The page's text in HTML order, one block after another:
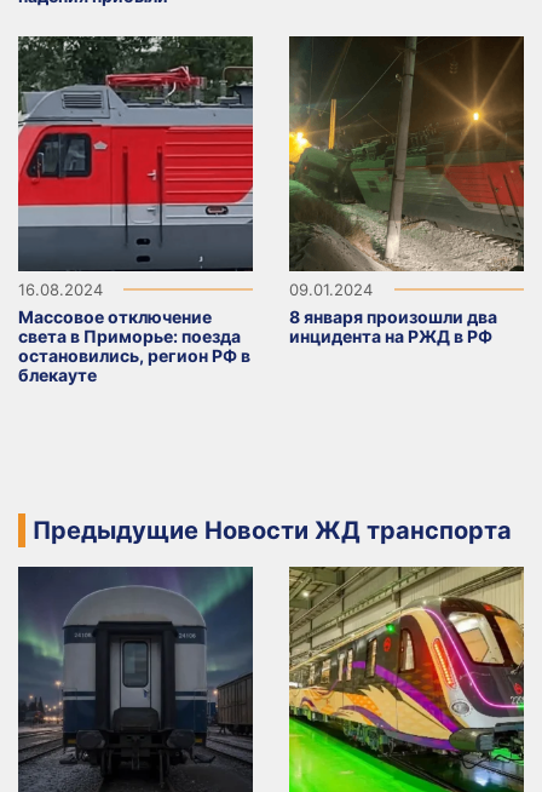
16.08.2024
Массовое отключение
света в Приморье: поезда
остановились, регион РФ в
блекауте
09.01.2024
8 января произошли два
инцидента на РЖД в РФ
Предыдущие Новости ЖД транспорта